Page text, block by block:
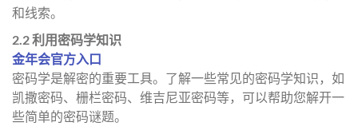
和线索。
2.2 利用密码学知识
金年会官方入口
密码学是解密的重要工具。了解一些常见的密码学知识，如
凯撒密码、栅栏密码、维吉尼亚密码等，可以帮助您解开一
些简单的密码谜题。